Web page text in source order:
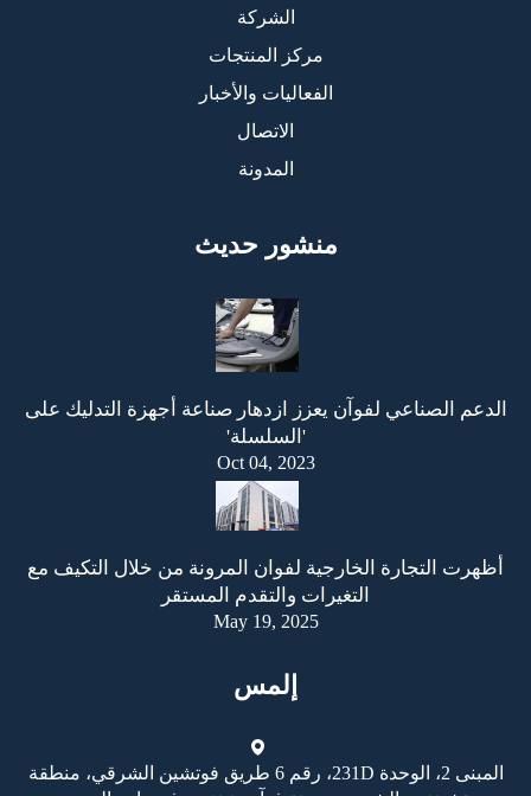
الشركة
مركز المنتجات
الفعاليات والأخبار
الاتصال
المدونة
منشور حديث
الدعم الصناعي لفوآن يعزز ازدهار صناعة أجهزة التدليك على
'السلسلة'
Oct 04, 2023
أظهرت التجارة الخارجية لفوان المرونة من خلال التكيف مع
التغيرات والتقدم المستقر
May 19, 2025
إلمس
المبنى 2، الوحدة 231D، رقم 6 طريق فوتشين الشرقي، منطقة